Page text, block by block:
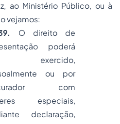
ao Ministério Público, ou à
vejamos:
O direito de
poderá
exercido,
ou por
com
especiais,
declaração,